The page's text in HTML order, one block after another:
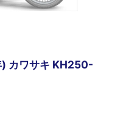
カワサキ KH250-